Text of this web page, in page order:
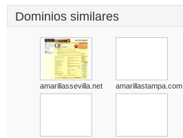
Dominios similares
amarillassevilla.net amarillastampa.com